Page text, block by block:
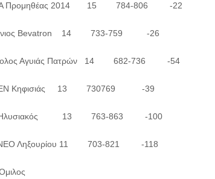
Προμηθέας 2014 15 784-806 -22
Bevatron 14 733-759 -26
Αγυιάς Πατρών 14 682-736 -54
Κηφισιάς 13 730769 -39
Ηλυσιακός 13 763-863 -100
Ληξουρίου 11 703-821 -118